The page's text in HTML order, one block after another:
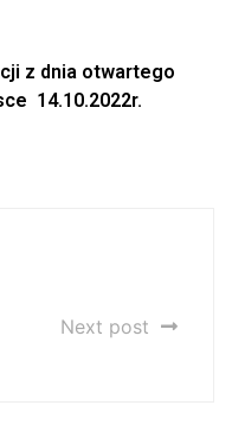
z dnia otwartego
14.10.2022r.
Next post